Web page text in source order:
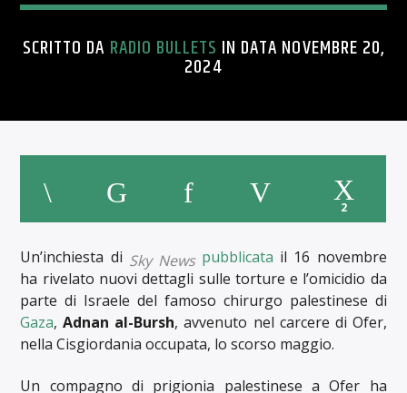
SCRITTO DA RADIO BULLETS IN DATA NOVEMBRE 20,
2024
2
Un’inchiesta di Sky News pubblicata il 16 novembre
ha rivelato nuovi dettagli sulle torture e l’omicidio da
parte di Israele del famoso chirurgo palestinese di
Gaza,Adnan al-Bursh, avvenuto nel carcere di Ofer,
nella Cisgiordania occupata, lo scorso maggio.
Un compagno di prigionia palestinese a Ofer ha